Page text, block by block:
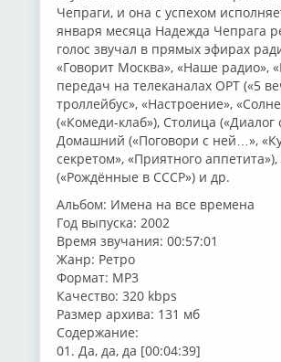
Чепраги, и она с успехом
января месяца Надежда Чепрага
голос звучал в прямых эфирах
«Говорит Москва», «Наше радио»,
передач на телеканалах ОРТ («5
троллейбус», «Настроение»,
(«Комеди-клаб»), Столица («Диалог
Домашний («Поговори с ней…»,
секретом», «Приятного
(«Рождённые в СССР») и др.
Альбом: Имена на все времена
Год выпуска: 2002
Время звучания: 00:57:01
Жанр: Ретро
Формат: MP3
Качество: 320 kbps
Размер архива: 131 мб
Содержание:
01. Да, да, да [00:04:39]